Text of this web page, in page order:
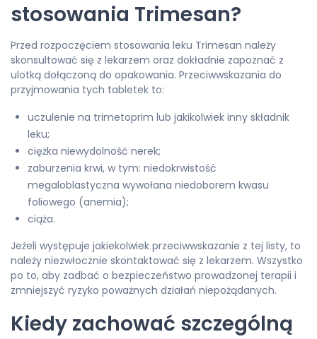
stosowania Trimesan?
Przed rozpoczęciem stosowania leku Trimesan należy
skonsultować się z lekarzem oraz dokładnie zapoznać z
ulotką dołączoną do opakowania. Przeciwwskazania do
przyjmowania tych tabletek to:
uczulenie na trimetoprim lub jakikolwiek inny składnik
leku;
ciężka niewydolność nerek;
zaburzenia krwi, w tym: niedokrwistość
megaloblastyczna wywołana niedoborem kwasu
foliowego (anemia);
ciąża.
Jeżeli występuje jakiekolwiek przeciwwskazanie z tej listy, to
należy niezwłocznie skontaktować się z lekarzem. Wszystko
po to, aby zadbać o bezpieczeństwo prowadzonej terapii i
zmniejszyć ryzyko poważnych działań niepożądanych.
Kiedy zachować szczególną